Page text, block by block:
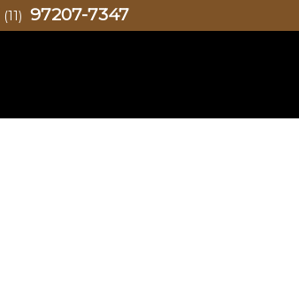
(11) 97207-7347